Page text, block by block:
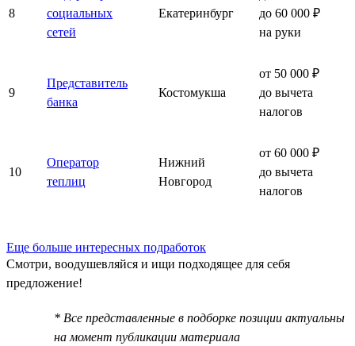
8
социальных
сетей
Екатеринбург
до 60 000 ₽
на руки
9
Представитель
банка
Костомукша
от 50 000 ₽
до вычета
налогов
10
Оператор
теплиц
Нижний
Новгород
от 60 000 ₽
до вычета
налогов
Еще больше интересных подработок
Смотри, воодушевляйся и ищи подходящее для себя
предложение!
* Все представленные в подборке позиции актуальны
на момент публикации материала